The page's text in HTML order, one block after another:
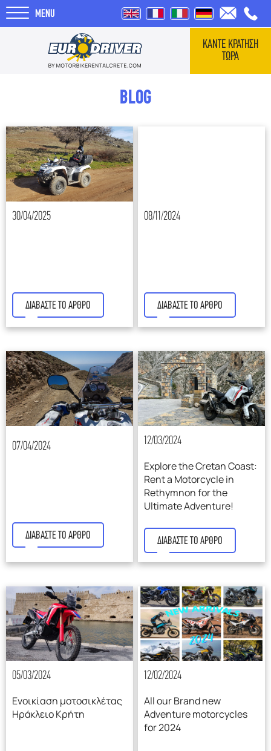
MENU
ΚΑΝΤΕ ΚΡΑΤΗΣΗ
ΤΩΡΑ
ΣΧΕΤΙΚΑ ΜΕ ΕΜΑΣ
REVIEWS
F.A.Q
BLOG
30/04/2025
ΔΙΑΒΑΣΤΕ ΤΟ ΑΡΘΡΟ
08/11/2024
ΔΙΑΒΑΣΤΕ ΤΟ ΑΡΘΡΟ
07/04/2024
ΔΙΑΒΑΣΤΕ ΤΟ ΑΡΘΡΟ
12/03/2024
Explore the Cretan Coast:
Rent a Motorcycle in
Rethymnon for the
Ultimate Adventure!
ΔΙΑΒΑΣΤΕ ΤΟ ΑΡΘΡΟ
05/03/2024
Ενοικίαση μοτοσικλέτας
Ηράκλειο Κρήτη
12/02/2024
All our Brand new
Adventure motorcycles
for 2024